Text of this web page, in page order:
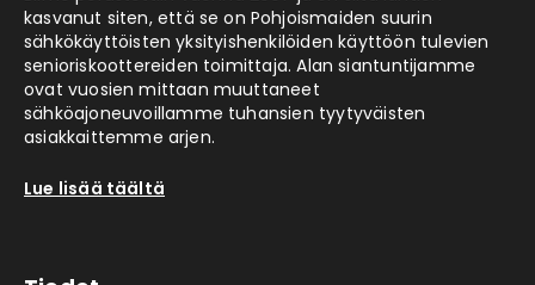
kasvanut siten, että se on Pohjoismaiden suurin
sähkökäyttöisten yksityishenkilöiden käyttöön tulevien
senioriskoottereiden toimittaja. Alan siantuntijamme
ovat vuosien mittaan muuttaneet
sähköajoneuvoillamme tuhansien tyytyväisten
asiakkaittemme arjen.
Lue lisää täältä